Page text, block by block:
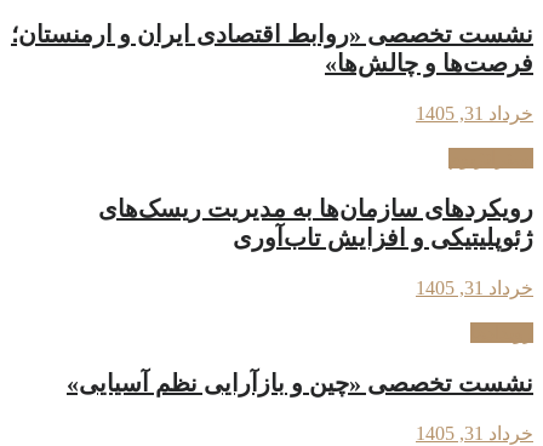
نشست تخصصی «روابط اقتصادی ایران و ارمنستان؛
فرصت‌ها و چالش‌ها»
خرداد 31, 1405
رویکردهای سازمان‌ها به مدیریت ریسک‌های
ژئوپلیتیکی و افزایش تاب‌آوری
خرداد 31, 1405
نشست تخصصی «چین و بازآرایی نظم آسیایی»
خرداد 31, 1405